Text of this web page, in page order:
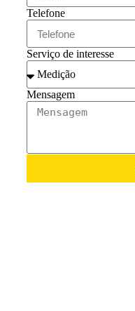
Telefone
Serviço de interesse
Mensagem